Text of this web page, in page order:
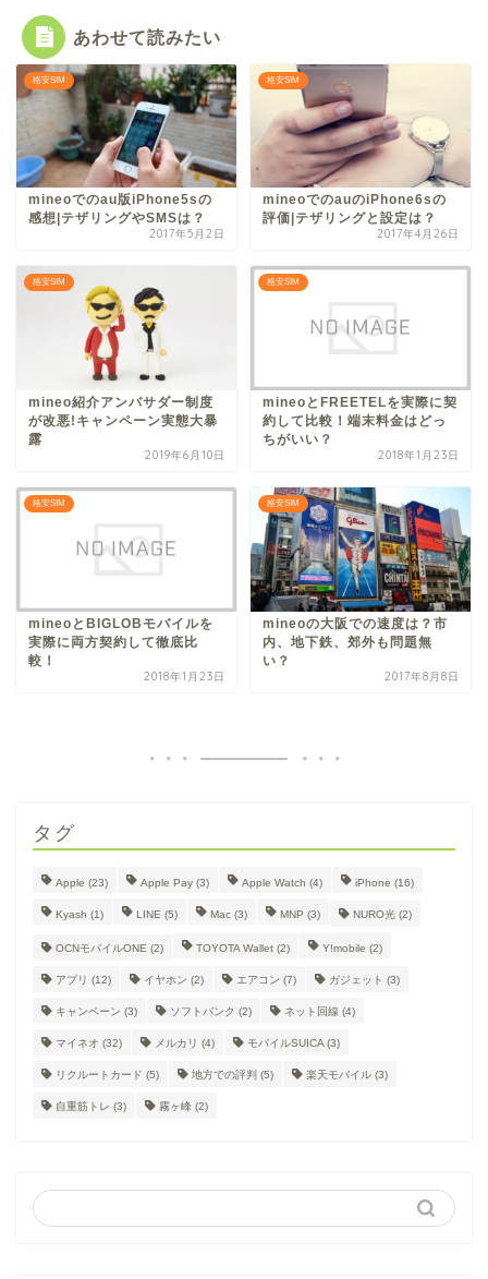
あわせて読みたい
格安SIM
mineoでのau版iPhone5sの
感想|テザリングやSMSは？
2017年5月2日
格安SIM
mineoでのauのiPhone6sの
評価|テザリングと設定は？
2017年4月26日
格安SIM
mineo紹介アンバサダー制度
が改悪!キャンペーン実態大暴
露
2019年6月10日
格安SIM
mineoとFREETELを実際に契
約して比較！端末料金はどっ
ちがいい？
2018年1月23日
格安SIM
mineoとBIGLOBモバイルを
実際に両方契約して徹底比
較！
2018年1月23日
格安SIM
mineoの大阪での速度は？市
内、地下鉄、郊外も問題無
い？
2017年8月8日
タグ
Apple (23) Apple Pay (3) Apple Watch (4) iPhone (16)
Kyash (1) LINE (5) Mac (3) MNP (3) NURO光 (2)
OCNモバイルONE (2) TOYOTA Wallet (2) Y!mobile (2)
アプリ (12) イヤホン (2) エアコン (7) ガジェット (3)
キャンペーン (3) ソフトバンク (2) ネット回線 (4)
マイネオ (32) メルカリ (4) モバイルSUICA (3)
リクルートカード (5) 地方での評判 (5) 楽天モバイル (3)
自重筋トレ (3) 霧ヶ峰 (2)